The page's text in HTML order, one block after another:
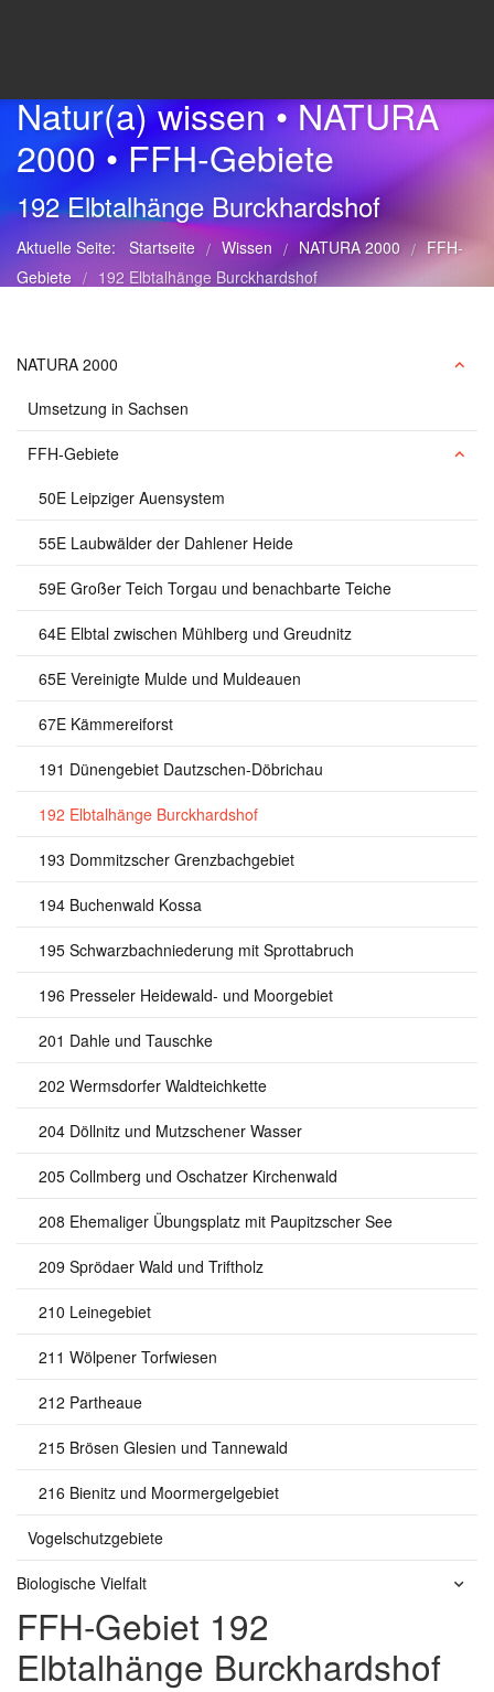
Natur(a) wissen • NATURA
2000 • FFH-Gebiete
192 Elbtalhänge Burckhardshof
Aktuelle Seite: Startseite / Wissen / NATURA 2000 / FFH-
Gebiete / 192 Elbtalhänge Burckhardshof
NATURA 2000
Umsetzung in Sachsen
FFH-Gebiete
50E Leipziger Auensystem
55E Laubwälder der Dahlener Heide
59E Großer Teich Torgau und benachbarte Teiche
64E Elbtal zwischen Mühlberg und Greudnitz
65E Vereinigte Mulde und Muldeauen
67E Kämmereiforst
191 Dünengebiet Dautzschen-Döbrichau
192 Elbtalhänge Burckhardshof
193 Dommitzscher Grenzbachgebiet
194 Buchenwald Kossa
195 Schwarzbachniederung mit Sprottabruch
196 Presseler Heidewald- und Moorgebiet
201 Dahle und Tauschke
202 Wermsdorfer Waldteichkette
204 Döllnitz und Mutzschener Wasser
205 Collmberg und Oschatzer Kirchenwald
208 Ehemaliger Übungsplatz mit Paupitzscher See
209 Sprödaer Wald und Triftholz
210 Leinegebiet
211 Wölpener Torfwiesen
212 Partheaue
215 Brösen Glesien und Tannewald
216 Bienitz und Moormergelgebiet
Vogelschutzgebiete
Biologische Vielfalt
FFH-Gebiet 192
Elbtalhänge Burckhardshof